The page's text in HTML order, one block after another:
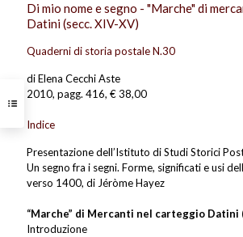
Di mio nome e segno - "Marche" di
Datini (secc. XIV-XV)
Quaderni di storia postale N.30
di Elena Cecchi Aste
2010, pagg. 416, € 38,00
Indice
Presentazione dell’Istituto di Studi Storici
Un segno fra i segni. Forme, significati e usi
verso 1400, di Jéròme Hayez
“Marche” di Mercanti nel carteggio Datini
Introduzione